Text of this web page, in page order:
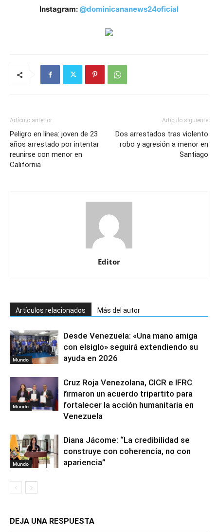
Instagram: @dominicananews24oficial
Artículo anterior
Peligro en línea: joven de 23
años arrestado por intentar
reunirse con menor en
California
Artículo siguiente
Dos arrestados tras violento
robo y agresión a menor en
Santiago
Editor
Artículos relacionados Más del autor
Mundo
Desde Venezuela: «Una mano amiga
con elsiglo» seguirá extendiendo su
ayuda en 2026
Mundo
Cruz Roja Venezolana, CICR e IFRC
firmaron un acuerdo tripartito para
fortalecer la acción humanitaria en
Venezuela
Mundo
Diana Jácome: “La credibilidad se
construye con coherencia, no con
apariencia”
DEJA UNA RESPUESTA